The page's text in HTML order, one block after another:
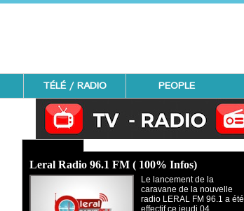
TÉLÉ / RADIO PEOPLE
Leral Radio 96.1 FM ( 100% Infos)
Le lancement de la
caravane de la nouvelle
radio LERAL FM 96.1 a été
effectif ce jeudi 04